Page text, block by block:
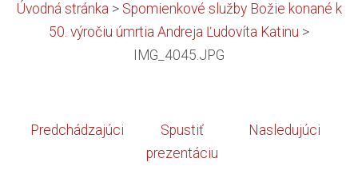
Úvodná stránka > Spomienkové služby Božie konané k
50. výročiu úmrtia Andreja Ľudovíta Katinu >
IMG_4045.JPG
Predchádzajúci
Spustiť
prezentáciu
Nasledujúci